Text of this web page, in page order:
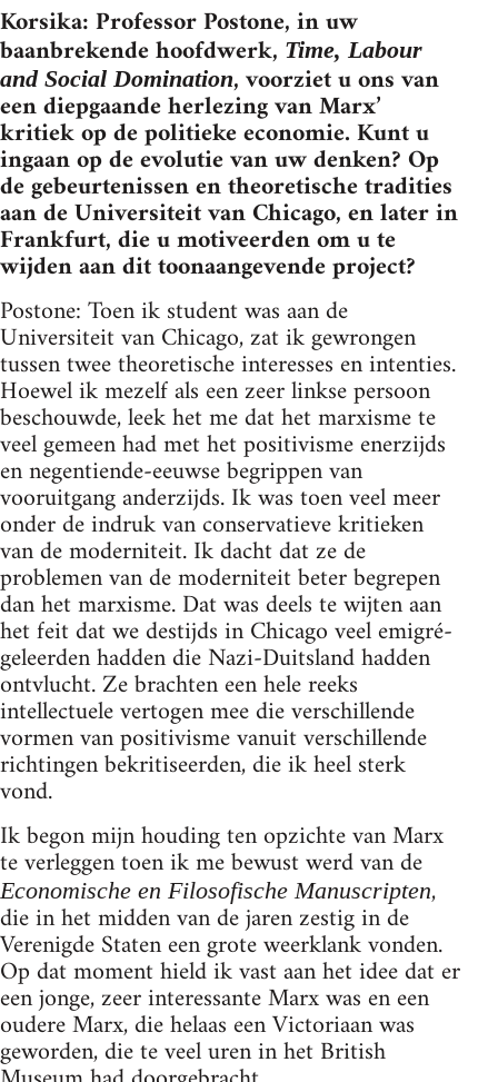
Korsika: Professor Postone, in uw
baanbrekende hoofdwerk, Time, Labour
and Social Domination, voorziet u ons van
een diepgaande herlezing van Marx’
kritiek op de politieke economie. Kunt u
ingaan op de evolutie van uw denken? Op
de gebeurtenissen en theoretische tradities
aan de Universiteit van Chicago, en later in
Frankfurt, die u motiveerden om u te
wijden aan dit toonaangevende project?
Postone: Toen ik student was aan de
Universiteit van Chicago, zat ik gewrongen
tussen twee theoretische interesses en intenties.
Hoewel ik mezelf als een zeer linkse persoon
beschouwde, leek het me dat het marxisme te
veel gemeen had met het positivisme enerzijds
en negentiende-eeuwse begrippen van
vooruitgang anderzijds. Ik was toen veel meer
onder de indruk van conservatieve kritieken
van de moderniteit. Ik dacht dat ze de
problemen van de moderniteit beter begrepen
dan het marxisme. Dat was deels te wijten aan
het feit dat we destijds in Chicago veel emigré-
geleerden hadden die Nazi-Duitsland hadden
ontvlucht. Ze brachten een hele reeks
intellectuele vertogen mee die verschillende
vormen van positivisme vanuit verschillende
richtingen bekritiseerden, die ik heel sterk
vond.
Ik begon mijn houding ten opzichte van Marx
te verleggen toen ik me bewust werd van de
Economische en Filosofische Manuscripten,
die in het midden van de jaren zestig in de
Verenigde Staten een grote weerklank vonden.
Op dat moment hield ik vast aan het idee dat er
een jonge, zeer interessante Marx was en een
oudere Marx, die helaas een Victoriaan was
geworden, die te veel uren in het British